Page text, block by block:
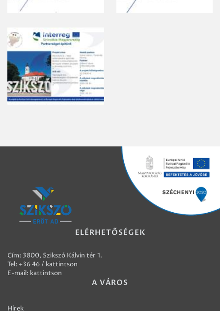
ELÉRHETŐSÉGEK
Cím: 3800, Szikszó Kálvin tér 1.
Tel: +36 46 / kattintson
E-mail: kattintson
A VÁROS
Hírek